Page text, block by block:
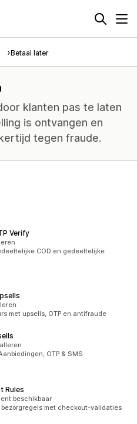
Betaal later
klanten pas te laten
is ontvangen en
tegen fraude.
Verify
COD en gedeeltelijke
met upsells, OTP en antifraude
OTP & SMS
Rules
beschikbaar
met checkout-validaties